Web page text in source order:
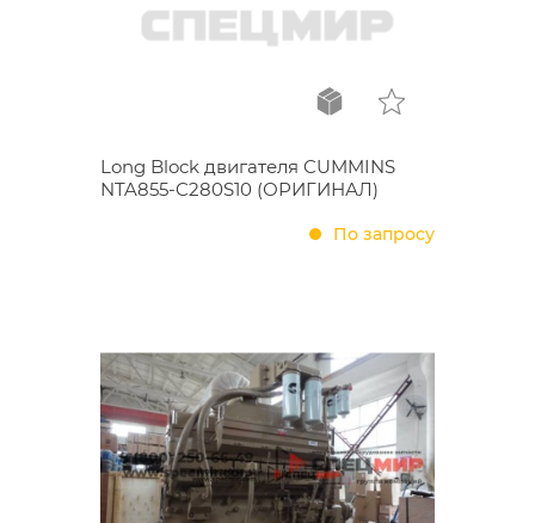
Long Block двигателя CUMMINS
NTA855-C280S10 (ОРИГИНАЛ)
По запросу